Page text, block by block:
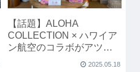
【話題】ALOHA
COLLECTION × ハワイア
ン航空のコラボがアツ
い！ロゴだらけの限定ア
2025.05.18